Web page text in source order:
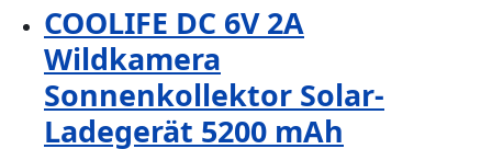
COOLIFE DC 6V 2A
Wildkamera
Sonnenkollektor Solar-
Ladegerät 5200 mAh